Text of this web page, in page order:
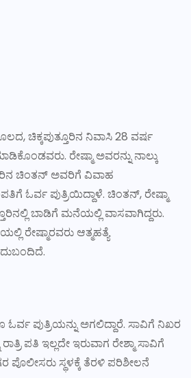
ಚಿಕ್ಕಪುತ್ತೂರಿನ ನಿವಾಸಿ 28 ವರ್ಷ
ರೇಷ್ಮಾ ಅವರನ್ನು ನಾಲ್ಕು
ಚಿಂತನ್ ಅವರಿಗೆ ವಿವಾಹ
ಓರ್ವ ಪುತ್ರಿಯಿದ್ದಾಳೆ. ಚಿಂತನ್, ರೇಷ್ಮಾ
ಬಾಡಿಗೆ ಮನೆಯಲ್ಲಿ ವಾಸವಾಗಿದ್ದರು.
ರೇಷ್ಮಾರವರು ಆತ್ಮಹತ್ಯೆ
ಪುತ್ರಿಯನ್ನು ಅಗಲಿದ್ದಾರೆ. ಸಾವಿಗೆ ನಿಖರ
ಪತಿ ಇಲ್ಲದೇ ಇರುವಾಗ ರೇಶ್ಮಾ ಸಾವಿಗೆ
ಪೊಲೀಸರು ಸ್ಥಳಕ್ಕೆ ತೆರಳಿ ಪರಿಶೀಲನೆ